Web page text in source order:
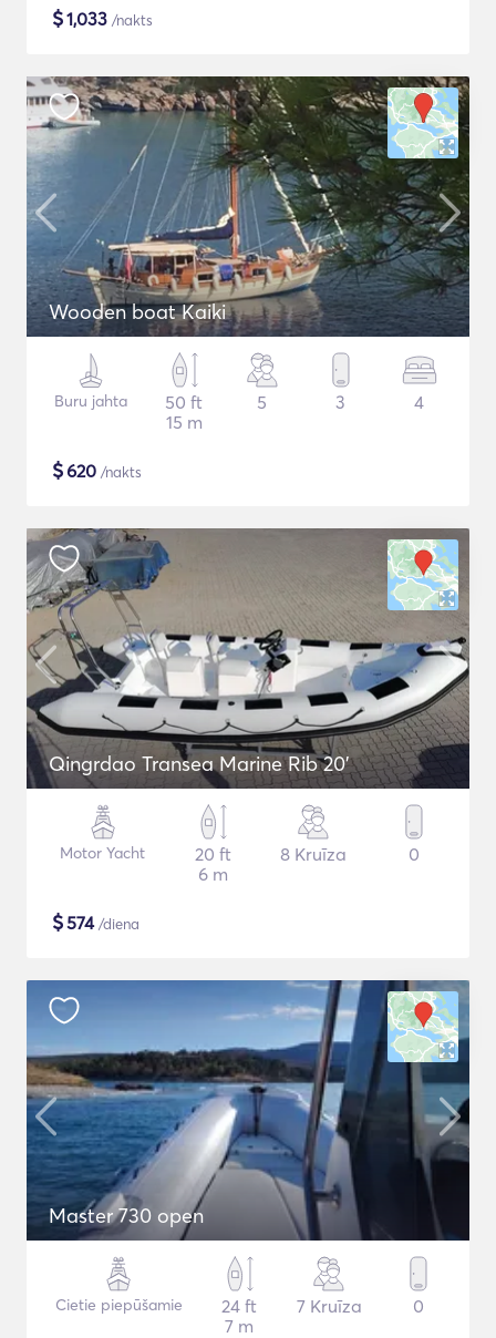
$1,033 /nakts
Wooden boat Kaiki
Buru jahta
50 ft
15 m
5 3 4
$620 /nakts
Qingrdao Transea Marine Rib 20'
Motor Yacht
20 ft
6 m
8 Kruīza 0
$574/diena
Master 730 open
Cietie piepūšamie
24 ft
7 m
7 Kruīza 0